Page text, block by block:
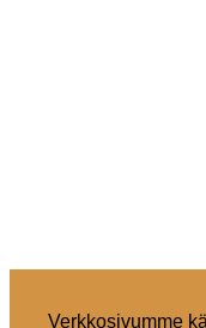
Verkkosivumme